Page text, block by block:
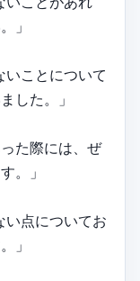
」
いことについて
した。」
た際には、ぜ
。」
い点についてお
」